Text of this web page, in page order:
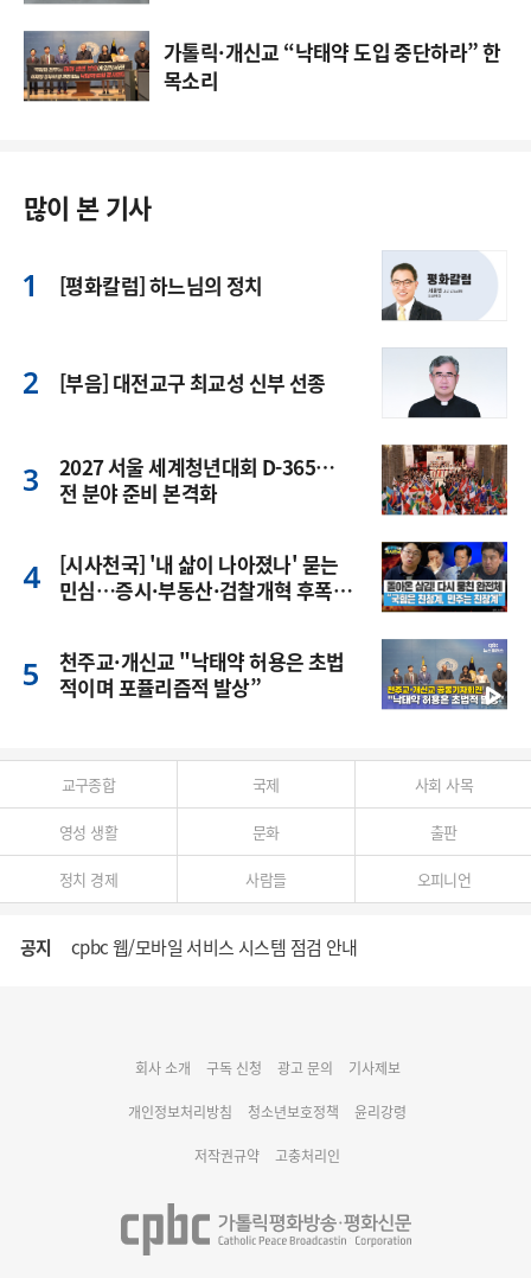
가톨릭·개신교 “낙태약 도입 중단하라” 한
목소리
많이 본 기사
[평화칼럼] 하느님의 정치
[부음] 대전교구 최교성 신부 선종
2027 서울 세계청년대회 D-365…
전 분야 준비 본격화
[시사천국] '내 삶이 나아졌나' 묻는
민심…증시·부동산·검찰개혁 후폭
천주교·개신교 "낙태약 허용은 초법
적이며 포퓰리즘적 발상”
교구종합 국제 사회 사목
영성 생활 문화 출판
정치 경제 사람들 오피니언
공지 cpbc 웹/모바일 서비스 시스템 점검 안내
명동 미디어큐브 & 1898 미디어월 공모전 수상작 발표
회사 소개 구독 신청 광고 문의 기사제보
개인정보처리방침 청소년보호정책 윤리강령
저작권규약 고충처리인